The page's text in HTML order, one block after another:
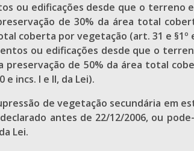
ou edificações desde que o
de 30% da área total
coberta por vegetação (art. 31 e §1º
ou edificações desde que o
preservação de 50% da área total
incs. I e II, da Lei).
de vegetação secundária em
antes de 22/12/2006, ou
Lei.